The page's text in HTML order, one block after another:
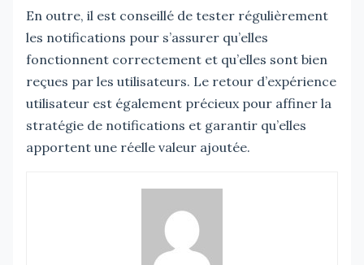
En outre, il est conseillé de tester régulièrement
les notifications pour s’assurer qu’elles
fonctionnent correctement et qu’elles sont bien
reçues par les utilisateurs. Le retour d’expérience
utilisateur est également précieux pour affiner la
stratégie de notifications et garantir qu’elles
apportent une réelle valeur ajoutée.